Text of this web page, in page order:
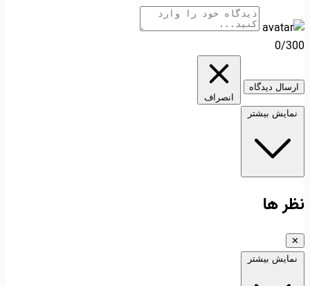
0/300
ارسال دیدگاه
انصراف
نمایش بیشتر
نظر ها
✕
نمایش بیشتر